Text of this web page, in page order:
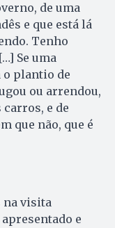
de uma
e que está lá
Tenho
Se uma
plantio de
ou arrendou,
e de
que não, que é
na visita
e